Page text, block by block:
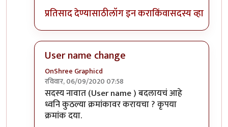
प्रतिसाद देण्यासाठीलॉग इन कराकिंवासदस्य व्हा
User name change
OnShree Graphicd
रविवार, 06/09/2020 07:58
In reply toनीलकांत या आयडी ला व्यनि करा
सदस्य नावात (User name ) बदलायचं आहे
ध्वनि कुठल्या क्रमांकावर करायचा ? कृपया
क्रमांक दया.